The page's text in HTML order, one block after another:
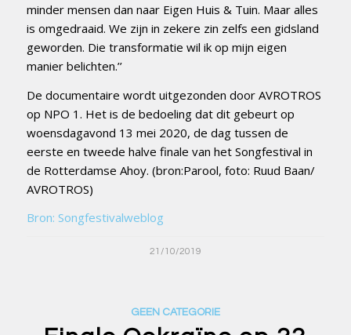
minder mensen dan naar Eigen Huis & Tuin. Maar alles
is omgedraaid. We zijn in zekere zin zelfs een gidsland
geworden. Die transformatie wil ik op mijn eigen
manier belichten.’’
De documentaire wordt uitgezonden door AVROTROS
op NPO 1. Het is de bedoeling dat dit gebeurt op
woensdagavond 13 mei 2020, de dag tussen de
eerste en tweede halve finale van het Songfestival in
de Rotterdamse Ahoy. (bron:Parool, foto: Ruud Baan/
AVROTROS)
Bron: Songfestivalweblog
21/10/2019
GEEN CATEGORIE